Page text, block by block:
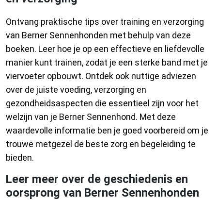
Ontvang praktische tips over training en verzorging
van Berner Sennenhonden met behulp van deze
boeken. Leer hoe je op een effectieve en liefdevolle
manier kunt trainen, zodat je een sterke band met je
viervoeter opbouwt. Ontdek ook nuttige adviezen
over de juiste voeding, verzorging en
gezondheidsaspecten die essentieel zijn voor het
welzijn van je Berner Sennenhond. Met deze
waardevolle informatie ben je goed voorbereid om je
trouwe metgezel de beste zorg en begeleiding te
bieden.
Leer meer over de geschiedenis en
oorsprong van Berner Sennenhonden